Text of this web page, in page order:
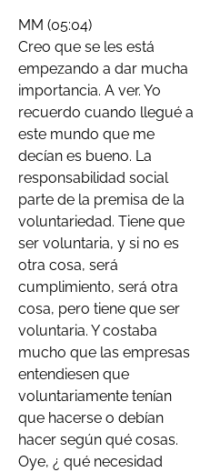
MM (05:04)
Creo que se les está
empezando a dar mucha
importancia. A ver. Yo
recuerdo cuando llegué a
este mundo que me
decían es bueno. La
responsabilidad social
parte de la premisa de la
voluntariedad. Tiene que
ser voluntaria, y si no es
otra cosa, será
cumplimiento, será otra
cosa, pero tiene que ser
voluntaria. Y costaba
mucho que las empresas
entendiesen que
voluntariamente tenían
que hacerse o debían
hacer según qué cosas.
Oye, ¿ qué necesidad